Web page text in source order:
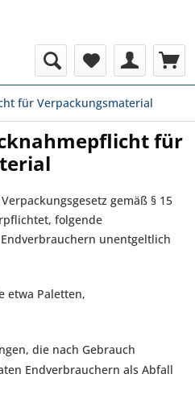
für Verpackungsmaterial
für
gemäß § 15
folgende
unentgeltlich
etwa Paletten,
die nach Gebrauch
Endverbrauchern als Abfall